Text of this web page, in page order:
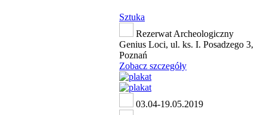
Sztuka
Rezerwat Archeologiczny
Genius Loci, ul. ks. I. Posadzego 3,
Poznań
Zobacz szczegóły
03.04-19.05.2019